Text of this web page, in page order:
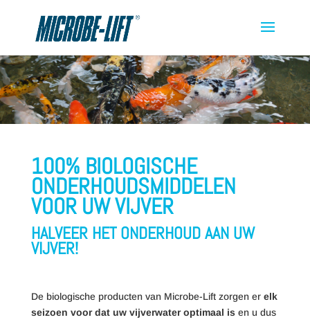
100% BIOLOGISCHE
ONDERHOUDSMIDDELEN
VOOR UW VIJVER
HALVEER HET ONDERHOUD AAN UW
VIJVER!
De biologische producten van Microbe-Lift zorgen er elk
seizoen voor dat uw vijverwater optimaal isen u dus